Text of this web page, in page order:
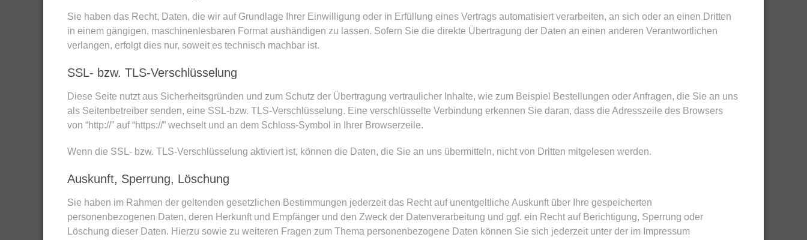
Sie haben das Recht, Daten, die wir auf Grundlage Ihrer Einwilligung oder in Erfüllung eines Vertrags automatisiert verarbeiten, an sich oder an einen Dritten
in einem gängigen, maschinenlesbaren Format aushändigen zu lassen. Sofern Sie die direkte Übertragung der Daten an einen anderen Verantwortlichen
verlangen, erfolgt dies nur, soweit es technisch machbar ist.
SSL- bzw. TLS-Verschlüsselung
Diese Seite nutzt aus Sicherheitsgründen und zum Schutz der Übertragung vertraulicher Inhalte, wie zum Beispiel Bestellungen oder Anfragen, die Sie an uns
als Seitenbetreiber senden, eine SSL-bzw. TLS-Verschlüsselung. Eine verschlüsselte Verbindung erkennen Sie daran, dass die Adresszeile des Browsers
von “http://” auf “https://” wechselt und an dem Schloss-Symbol in Ihrer Browserzeile.
Wenn die SSL- bzw. TLS-Verschlüsselung aktiviert ist, können die Daten, die Sie an uns übermitteln, nicht von Dritten mitgelesen werden.
Auskunft, Sperrung, Löschung
Sie haben im Rahmen der geltenden gesetzlichen Bestimmungen jederzeit das Recht auf unentgeltliche Auskunft über Ihre gespeicherten
personenbezogenen Daten, deren Herkunft und Empfänger und den Zweck der Datenverarbeitung und ggf. ein Recht auf Berichtigung, Sperrung oder
Löschung dieser Daten. Hierzu sowie zu weiteren Fragen zum Thema personenbezogene Daten können Sie sich jederzeit unter der im Impressum